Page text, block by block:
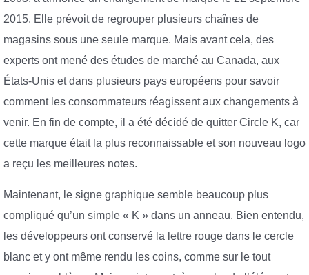
2015. Elle prévoit de regrouper plusieurs chaînes de
magasins sous une seule marque. Mais avant cela, des
experts ont mené des études de marché au Canada, aux
États-Unis et dans plusieurs pays européens pour savoir
comment les consommateurs réagissent aux changements à
venir. En fin de compte, il a été décidé de quitter Circle K, car
cette marque était la plus reconnaissable et son nouveau logo
a reçu les meilleures notes.
Maintenant, le signe graphique semble beaucoup plus
compliqué qu’un simple « K » dans un anneau. Bien entendu,
les développeurs ont conservé la lettre rouge dans le cercle
blanc et y ont même rendu les coins, comme sur le tout